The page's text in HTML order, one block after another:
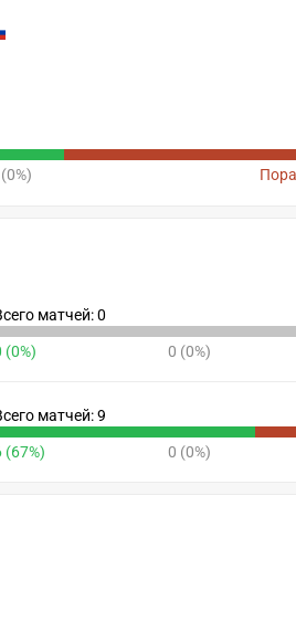
матчей: 0
(0%) 0 (0%)
матчей: 9
(67%) 0 (0%)